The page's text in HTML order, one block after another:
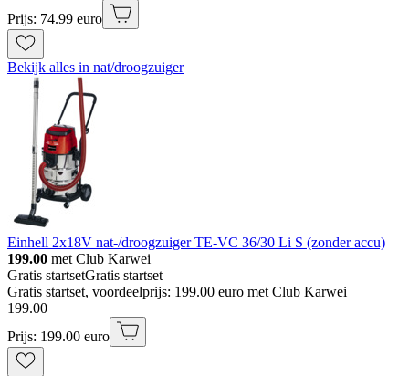
Prijs: 74.99 euro
Bekijk alles in nat/droogzuiger
Einhell 2x18V nat-/droogzuiger TE-VC 36/30 Li S (zonder accu)
199.00 met Club Karwei
Gratis startsetGratis startset
Gratis startset, voordeelprijs: 199.00 euro met Club Karwei
199.00
Prijs: 199.00 euro